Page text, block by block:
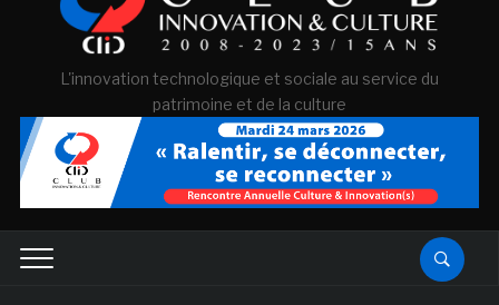
L'innovation technologique et sociale au service du
patrimoine et de la culture